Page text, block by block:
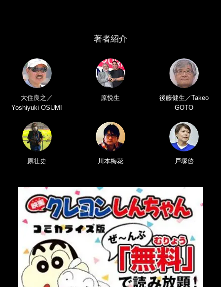
著者紹介
大住良之／
Yoshiyuki OSUMI
原悦生
後藤健生／Takeo
GOTO
原壮史 川本梅花 戸塚啓